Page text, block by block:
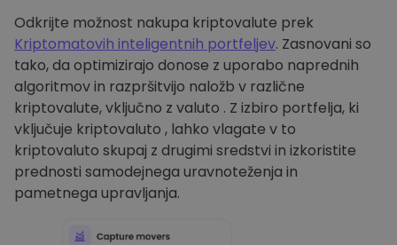
Odkrijte možnost nakupa kriptovalute prek
Kriptomatovih inteligentnih portfeljev. Zasnovani so
tako, da optimizirajo donose z uporabo naprednih
algoritmov in razpršitvijo naložb v različne
kriptovalute, vključno z valuto . Z izbiro portfelja, ki
vključuje kriptovaluto , lahko vlagate v to
kriptovaluto skupaj z drugimi sredstvi in izkoristite
prednosti samodejnega uravnoteženja in
pametnega upravljanja.